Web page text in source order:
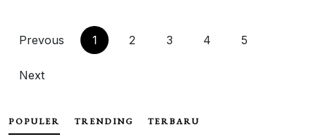
Prevous 1 2 3 4 5
Next
POPULER TRENDING TERBARU